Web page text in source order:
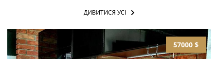
ДИВИТИСЯ УСІ
57000 $